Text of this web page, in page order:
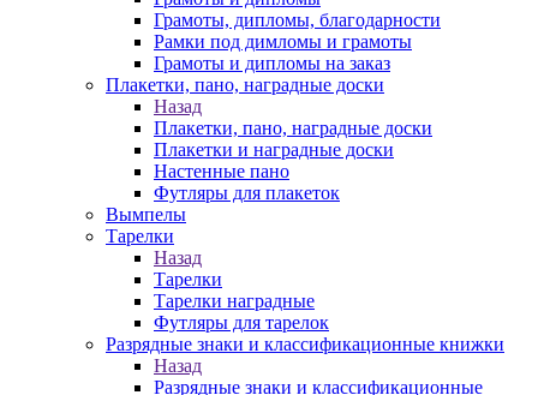
Грамоты, дипломы, благодарности
Рамки под димломы и грамоты
Грамоты и дипломы на заказ
Плакетки, пано, наградные доски
Назад
Плакетки, пано, наградные доски
Плакетки и наградные доски
Настенные пано
Футляры для плакеток
Вымпелы
Тарелки
Назад
Тарелки
Тарелки наградные
Футляры для тарелок
Разрядные знаки и классификационные книжки
Назад
Разрядные знаки и классификационные